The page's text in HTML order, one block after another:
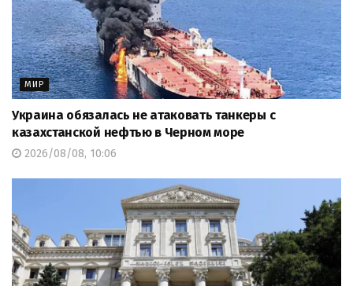
МИР
Украина обязалась не атаковать танкеры с
казахстанской нефтью в Черном море
2026/08/08, 10:06